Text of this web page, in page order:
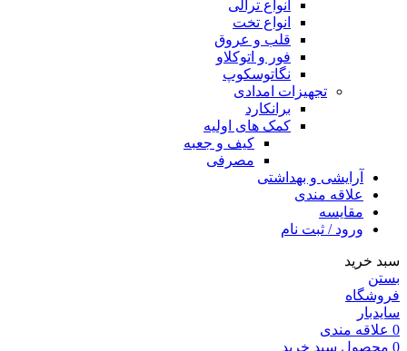
انواع ترالی
انواع تخت
قلب و عروق
فور و اتوکلاو
نگاتوسکوپ
تجهیزات امدادی
برانکارد
کمک های اولیه
کیف و جعبه
مصرفی
آرایشی و بهداشتی
علاقه مندی
مقایسه
ورود / ثبت نام
سبد خرید
بستن
فروشگاه
سایدبار
0 علاقه مندی
0 محصول سبد خرید